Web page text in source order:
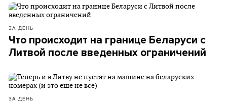
ЗА ДЕНЬ
Что происходит на границе Беларуси с
Литвой после введенных ограничений
ЗА ДЕНЬ